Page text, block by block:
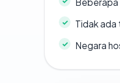
Tidak ada
Negara